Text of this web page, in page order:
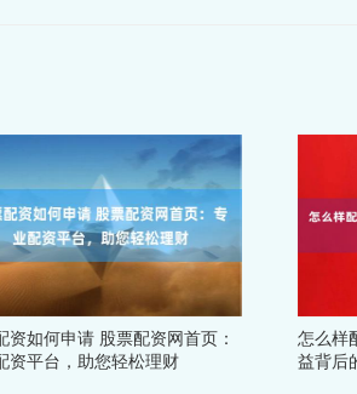
资如何申请 股票配资网首页：
资平台，助您轻松理财
怎么样
益背后